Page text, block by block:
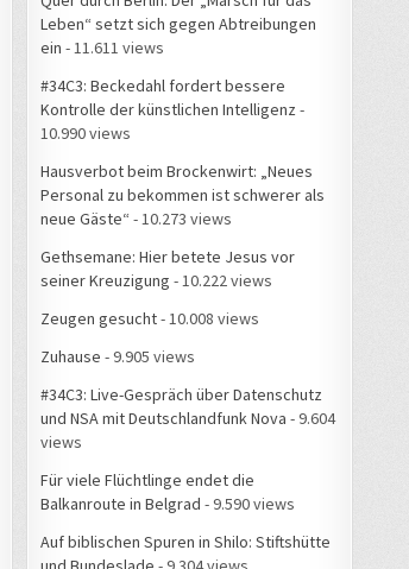
Leben“ setzt sich gegen Abtreibungen
ein - 11.611 views
#34C3: Beckedahl fordert bessere
Kontrolle der künstlichen Intelligenz -
10.990 views
Hausverbot beim Brockenwirt: „Neues
Personal zu bekommen ist schwerer als
neue Gäste“ - 10.273 views
Gethsemane: Hier betete Jesus vor
seiner Kreuzigung - 10.222 views
Zeugen gesucht- 10.008 views
Zuhause - 9.905 views
#34C3: Live-Gespräch über Datenschutz
und NSA mit Deutschlandfunk Nova - 9.604
views
Für viele Flüchtlinge endet die
Balkanroute in Belgrad - 9.590 views
Auf biblischen Spuren in Shilo: Stiftshütte